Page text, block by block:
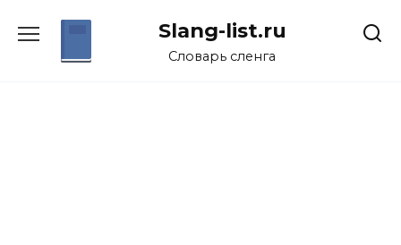
Slang-list.ru
Словарь сленга